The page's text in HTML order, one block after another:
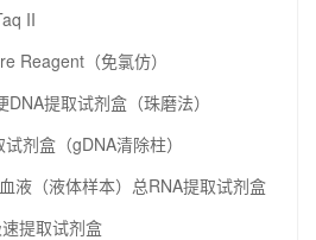
II
Reagent（免氯仿）
提取试剂盒（珠磨法）
剂盒（gDNA清除柱）
液（液体样本）总RNA提取试剂盒
提取试剂盒